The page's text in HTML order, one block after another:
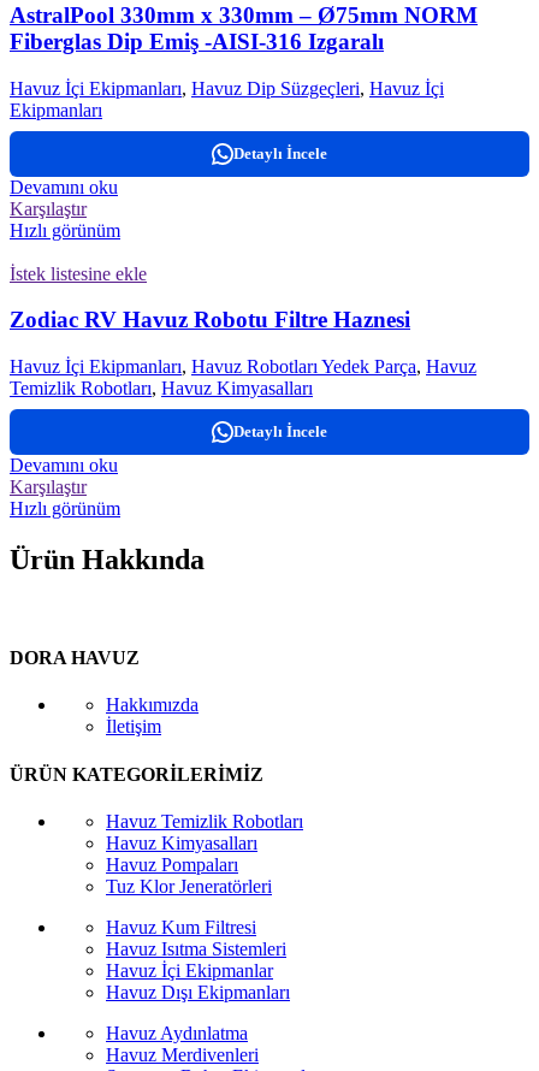
AstralPool 330mm x 330mm – Ø75mm NORM
Fiberglas Dip Emiş -AISI-316 Izgaralı
Havuz İçi Ekipmanları, Havuz Dip Süzgeçleri, Havuz İçi
Ekipmanları
Detaylı İncele
Devamını oku
Karşılaştır
Hızlı görünüm
İstek listesine ekle
Zodiac RV Havuz Robotu Filtre Haznesi
Havuz İçi Ekipmanları, Havuz Robotları Yedek Parça, Havuz
Temizlik Robotları, Havuz Kimyasalları
Detaylı İncele
Devamını oku
Karşılaştır
Hızlı görünüm
Ürün Hakkında
DORA HAVUZ
Hakkımızda
İletişim
ÜRÜN KATEGORİLERİMİZ
Havuz Temizlik Robotları
Havuz Kimyasalları
Havuz Pompaları
Tuz Klor Jeneratörleri
Havuz Kum Filtresi
Havuz Isıtma Sistemleri
Havuz İçi Ekipmanlar
Havuz Dışı Ekipmanları
Havuz Aydınlatma
Havuz Merdivenleri